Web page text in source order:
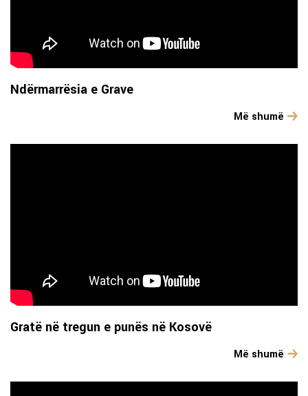
Ndërmarrësia e Grave
Më shumë
Gratë në tregun e punës në Kosovë
Më shumë